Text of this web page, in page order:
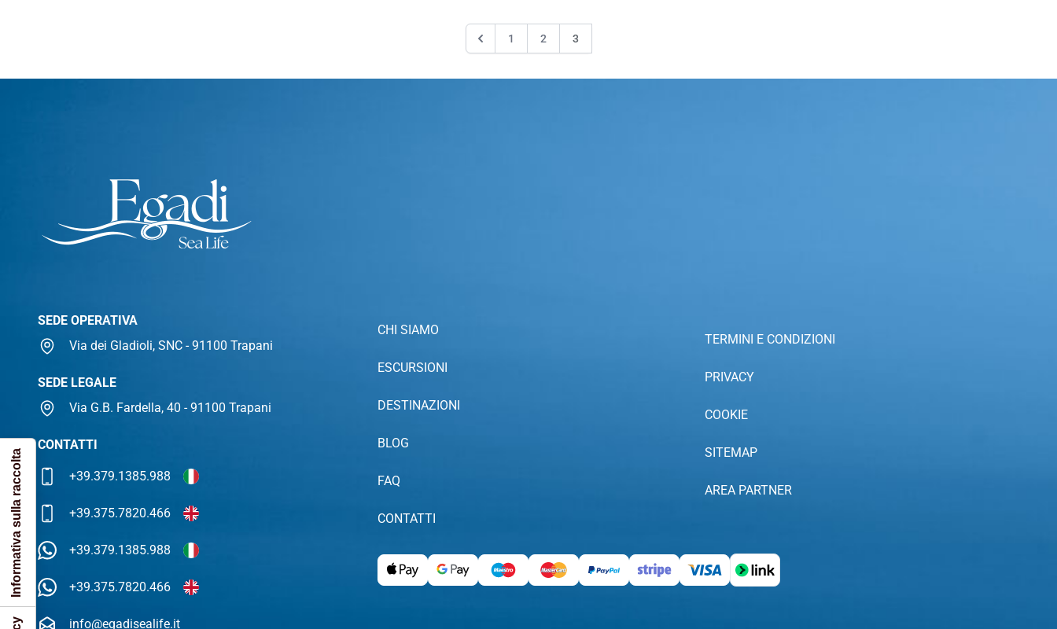
Precedente
1 2 3
SEDE OPERATIVA
Via dei Gladioli, SNC - 91100 Trapani
SEDE LEGALE
Via G.B. Fardella, 40 - 91100 Trapani
CONTATTI
+39.379.1385.988
+39.375.7820.466
+39.379.1385.988
+39.375.7820.466
info@egadisealife.it
CHI SIAMO
ESCURSIONI
DESTINAZIONI
BLOG
FAQ
CONTATTI
TERMINI E CONDIZIONI
PRIVACY
COOKIE
SITEMAP
AREA PARTNER
Informativa sulla raccolta